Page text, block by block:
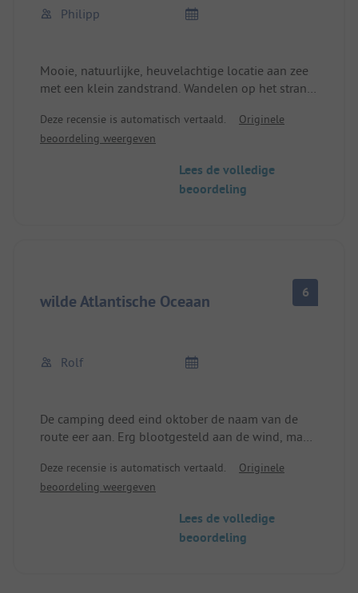
Philipp
Mooie, natuurlijke, heuvelachtige locatie aan zee
met een klein zandstrand. Wandelen op het strand
bord "verboden toegang", en in zuidelijke richting
is strandwandelen alleen mogelijk voor mensen
moet dringend worden "opgeschoond", net als de
Deze recensie is automatisch vertaald.
Originele
beoordeling weergeven
Lees de volledige
beoordeling
wilde Atlantische Oceaan 6
Rolf
De camping deed eind oktober de naam van de
route eer aan. Erg blootgesteld aan de wind, maar
Door de wind moesten we de camping een dag
eerder verlaten, we kregen ons geld niet terug, dat
Deze recensie is automatisch vertaald.
Originele
beoordeling weergeven
Lees de volledige
beoordeling